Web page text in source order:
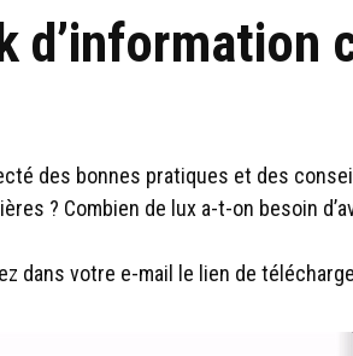
d’information
des bonnes pratiques et des
? Combien de lux a-t-on besoin
dans votre e-mail le lien de